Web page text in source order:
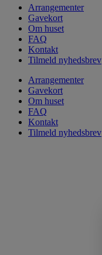
Arrangementer
Gavekort
Om huset
FAQ
Kontakt
Tilmeld nyhedsbrev
Arrangementer
Gavekort
Om huset
FAQ
Kontakt
Tilmeld nyhedsbrev